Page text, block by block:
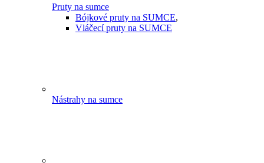
Pruty na sumce
Bójkové pruty na SUMCE,
Vláčecí pruty na SUMCE
Nástrahy na sumce